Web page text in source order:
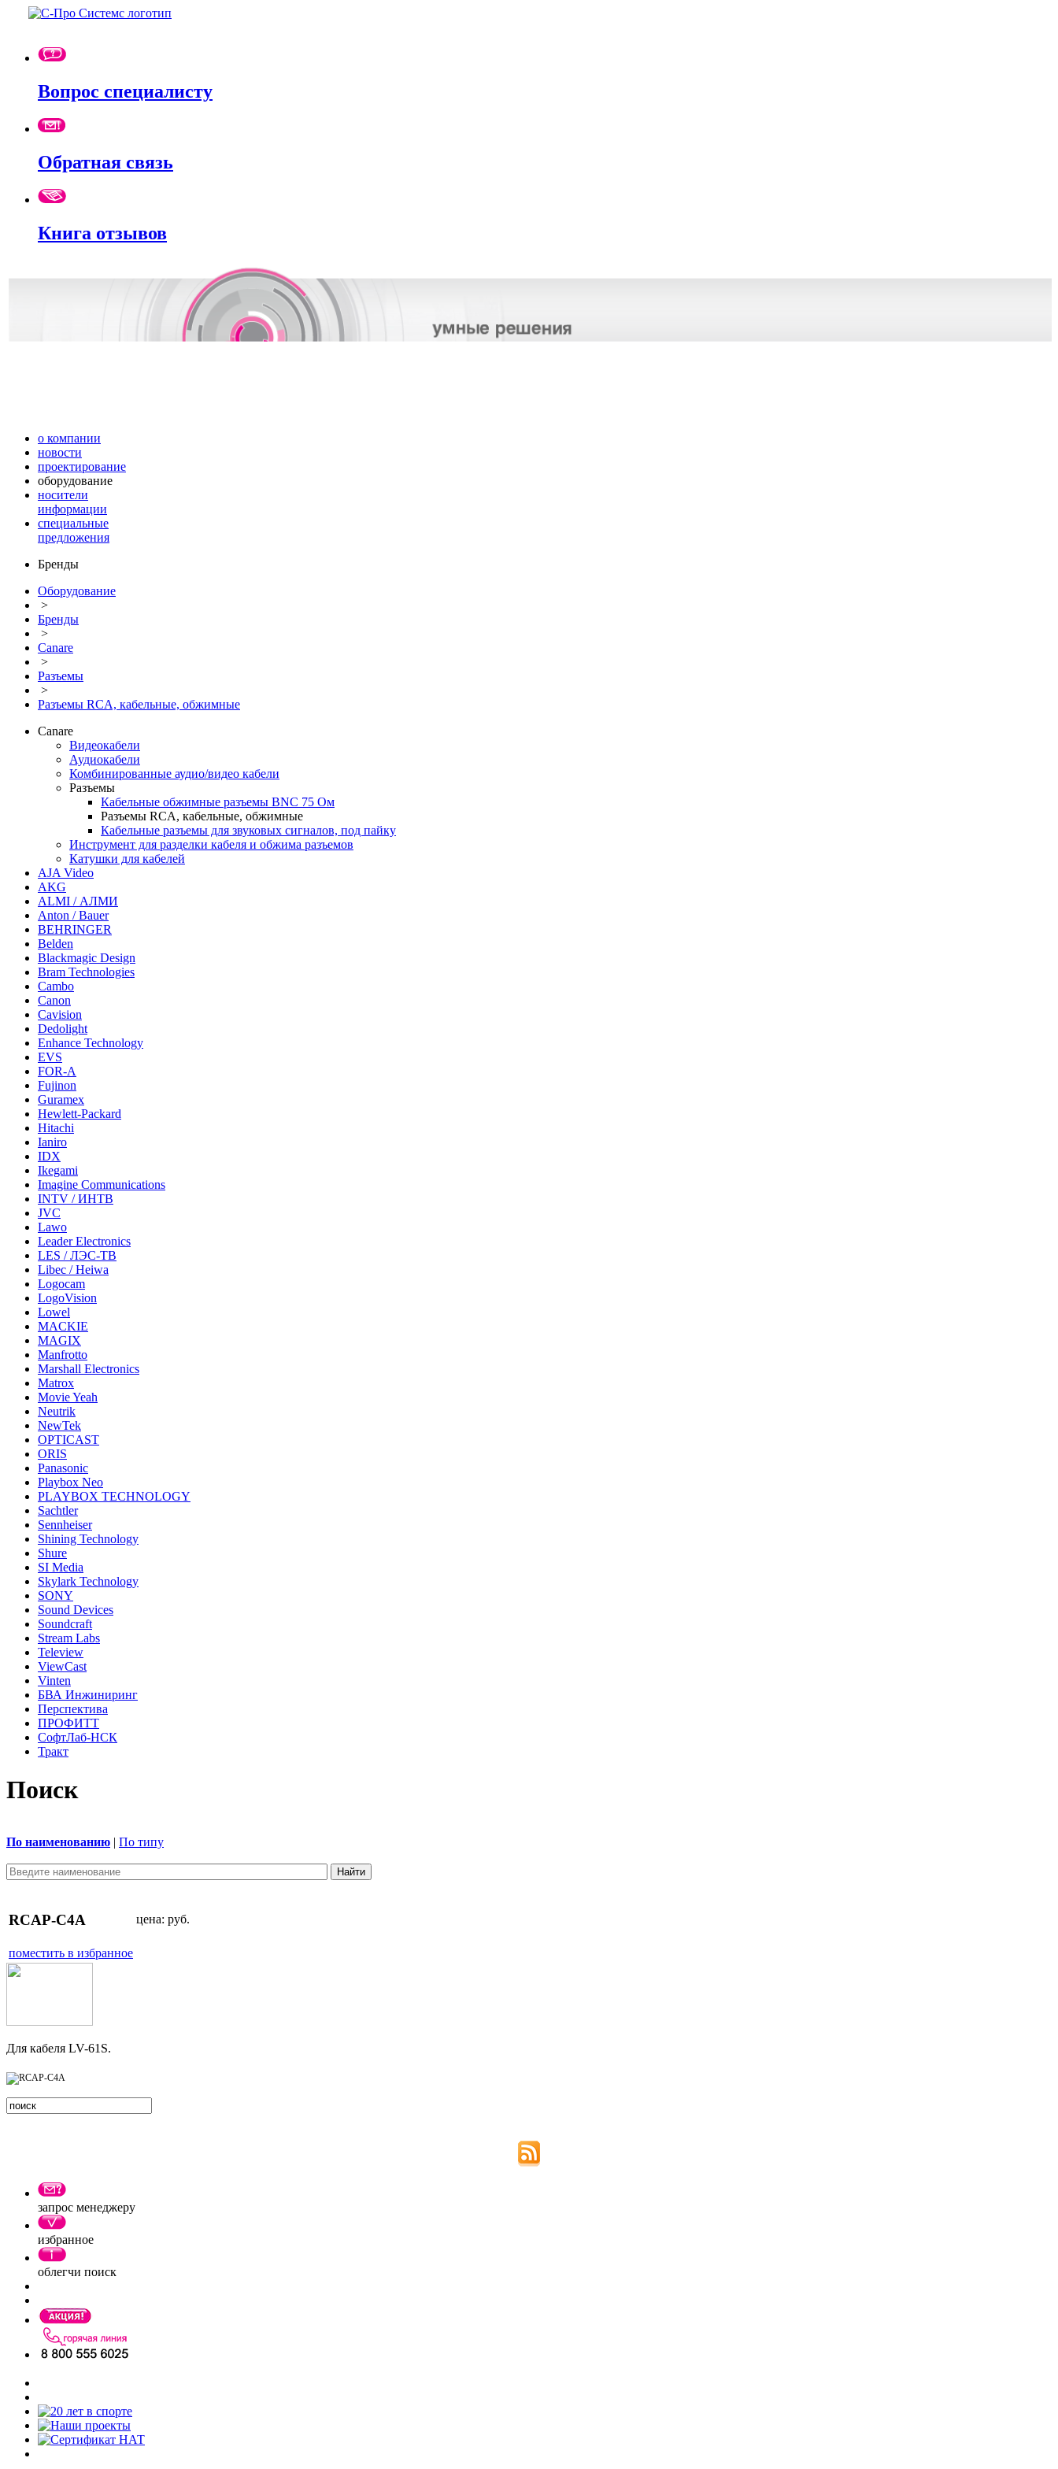
Вопрос специалисту
Обратная связь
Книга отзывов
о компании
новости
проектирование
оборудование
носители
информации
специальные
предложения
Бренды
Оборудование
>
Бренды
>
Canare
>
Разъемы
>
Разъемы RCA, кабельные, обжимные
Canare
Видеокабели
Аудиокабели
Комбинированные аудио/видео кабели
Разъемы
Кабельные обжимные разъемы BNC 75 Ом
Разъемы RCA, кабельные, обжимные
Кабельные разъемы для звуковых сигналов, под пайку
Инструмент для разделки кабеля и обжима разъемов
Катушки для кабелей
AJA Video
AKG
ALMI / АЛМИ
Anton / Bauer
BEHRINGER
Belden
Blackmagic Design
Bram Technologies
Cambo
Canon
Cavision
Dedolight
Enhance Technology
EVS
FOR-A
Fujinon
Guramex
Hewlett-Packard
Hitachi
Ianiro
IDX
Ikegami
Imagine Communications
INTV / ИНТВ
JVC
Lawo
Leader Electronics
LES / ЛЭС-ТВ
Libec / Heiwa
Logocam
LogoVision
Lowel
MACKIE
MAGIX
Manfrotto
Marshall Electronics
Matrox
Movie Yeah
Neutrik
NewTek
OPTICAST
ORIS
Panasonic
Playbox Neo
PLAYBOX TECHNOLOGY
Sachtler
Sennheiser
Shining Technology
Shure
SI Media
Skylark Technology
SONY
Sound Devices
Soundcraft
Stream Labs
Teleview
ViewCast
Vinten
БВА Инжиниринг
Перспектива
ПРОФИТТ
СофтЛаб-НСК
Тракт
Поиск
По наименованию По типу
RCAP-C4A цена: руб.
поместить в избранное
Для кабеля LV-61S.
запрос менеджеру
избранное
облегчи поиск